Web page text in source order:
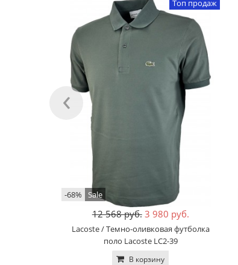
Топ продаж
-68% Sale
12 568 руб. 3 980 руб.
Lacoste / Темно-оливковая футболка
поло Lacoste LC2-39
В корзину
‹